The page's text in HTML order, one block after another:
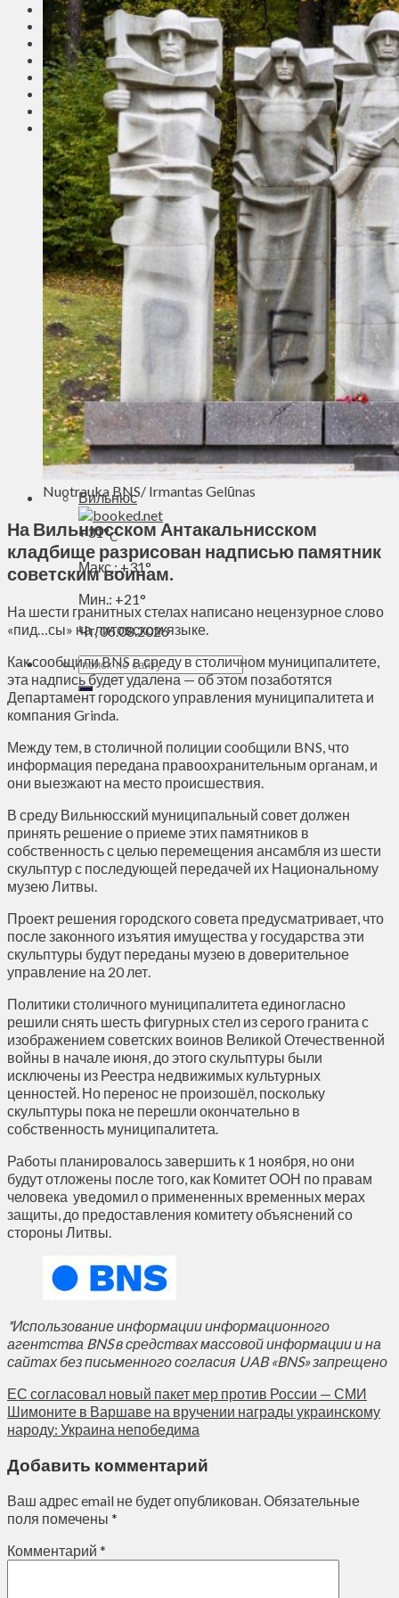
Соседи
Транспорт
Выбор читателей
Калейдоскоп
Армия
Сейм Литвы
Культура
Больше
Фоторепортаж
Туризм
ЛК рекомендует
Сеньорам
Образование
Здравоохранение
Экология
Происшествия
Приграничье
Деньги
Визиты
Выборы
Агроновости
Едим дома
Ищу семью
Духовное пространство
Спорт
Технологии
Энергетика
Вильнюс
+31°C
Макс.:+31°
Мин.: +21°
Чт, 06.08.2026
Nuotrauka BNS/ Irmantas Gelūnas
На Вильнюсском Антакальнисском
кладбище разрисован надписью памятник
советским воинам.
На шести гранитных стелах написано нецензурное слово
«пид…сы» на литовском языке.
Как сообщили BNS в среду в столичном муниципалитете,
эта надпись будет удалена — об этом позаботятся
Департамент городского управления муниципалитета и
компания Grinda.
Между тем, в столичной полиции сообщили BNS, что
информация передана правоохранительным органам, и
они выезжают на место происшествия.
В среду Вильнюсский муниципальный совет должен
принять решение о приеме этих памятников в
собственность с целью перемещения ансамбля из шести
скульптур с последующей передачей их Национальному
музею Литвы.
Проект решения городского совета предусматривает, что
после законного изъятия имущества у государства эти
скульптуры будут переданы музею в доверительное
управление на 20 лет.
Политики столичного муниципалитета единогласно
решили снять шесть фигурных стел из серого гранита с
изображением советских воинов Великой Отечественной
войны в начале июня, до этого скульптуры были
исключены из Реестра недвижимых культурных
ценностей. Но перенос не произошёл, поскольку
скульптуры пока не перешли окончательно в
собственность муниципалитета.
Работы планировалось завершить к 1 ноября, но они
будут отложены после того, как Комитет ООН по правам
человека уведомил о примененных временных мерах
защиты, до предоставления комитету объяснений со
стороны Литвы.
*Использование информации информационного
агентства BNS в средствах массовой информации и на
сайтах без письменного согласия UAB «BNS» запрещено
ЕС согласовал новый пакет мер против России — СМИ
Шимоните в Варшаве на вручении награды украинскому
народу: Украина непобедима
Добавить комментарий
Ваш адрес email не будет опубликован.Обязательные
поля помечены *
Комментарий *